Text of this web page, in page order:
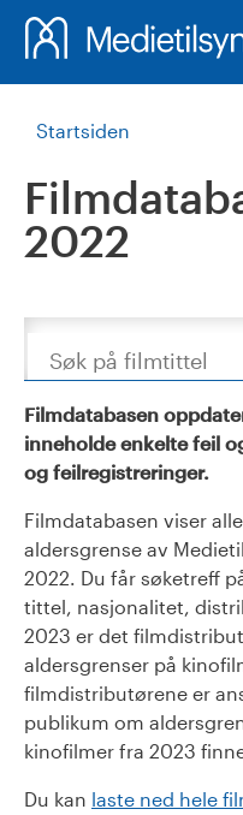
Startsiden
2022
Søk
Filmdatabasen
inneholde enkelte feil
og feilregistreringer.
Filmdatabasen viser
aldersgrense av
2022. Du får søketreff
tittel, nasjonalitet,
2023 er det
aldersgrenser på
filmdistributørene er
publikum om
kinofilmer fra 2023
Du kan laste ned hele